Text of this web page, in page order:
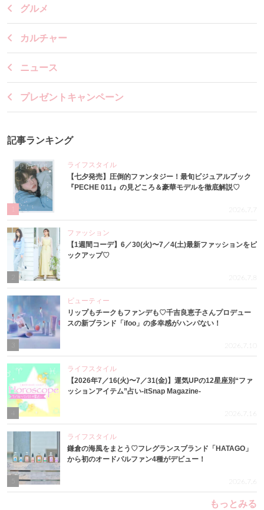
グルメ
カルチャー
ニュース
プレゼントキャンペーン
記事ランキング
ライフスタイル
【七夕発売】圧倒的ファンタジー！最旬ビジュアルブック
『PECHE 011』の見どころ＆豪華モデルを徹底解説♡
2026.7.7
ファッション
【1週間コーデ】6／30(火)〜7／4(土)最新ファッションをピ
ックアップ♡
2026.7.8
3
ビューティー
リップもチークもファンデも♡千吉良恵子さんプロデュー
スの新ブランド「ifoo」の多幸感がハンパない！
2026.7.10
ライフスタイル
【2026年7／16(火)〜7／31(金)】運気UPの12星座別“ファ
ッションアイテム”占い-itSnap Magazine-
2026.7.16
ライフスタイル
鎌倉の海風をまとう♡フレグランスブランド「HATAGO」
から初のオードパルファン4種がデビュー！
2026.7.6
もっとみる